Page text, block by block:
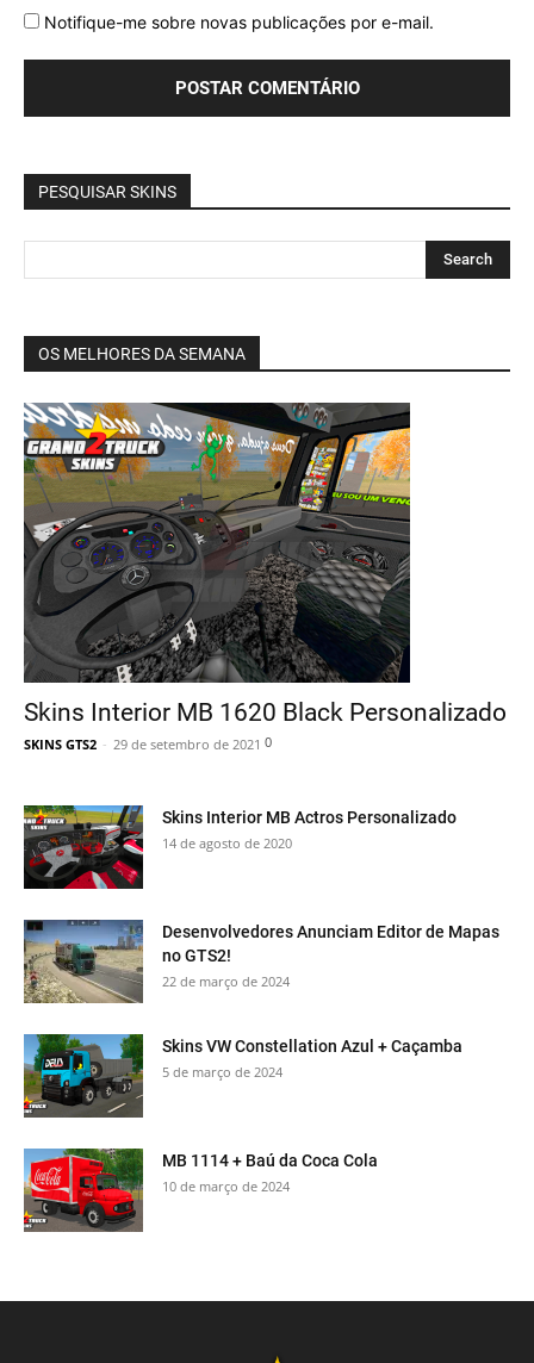
Notifique-me sobre novas publicações por e-mail.
PESQUISAR SKINS
OS MELHORES DA SEMANA
Skins Interior MB 1620 Black Personalizado
SKINS GTS2 - 29 de setembro de 2021 0
Skins Interior MB Actros Personalizado
14 de agosto de 2020
Desenvolvedores Anunciam Editor de Mapas
no GTS2!
22 de março de 2024
Skins VW Constellation Azul + Caçamba
5 de março de 2024
MB 1114 + Baú da Coca Cola
10 de março de 2024